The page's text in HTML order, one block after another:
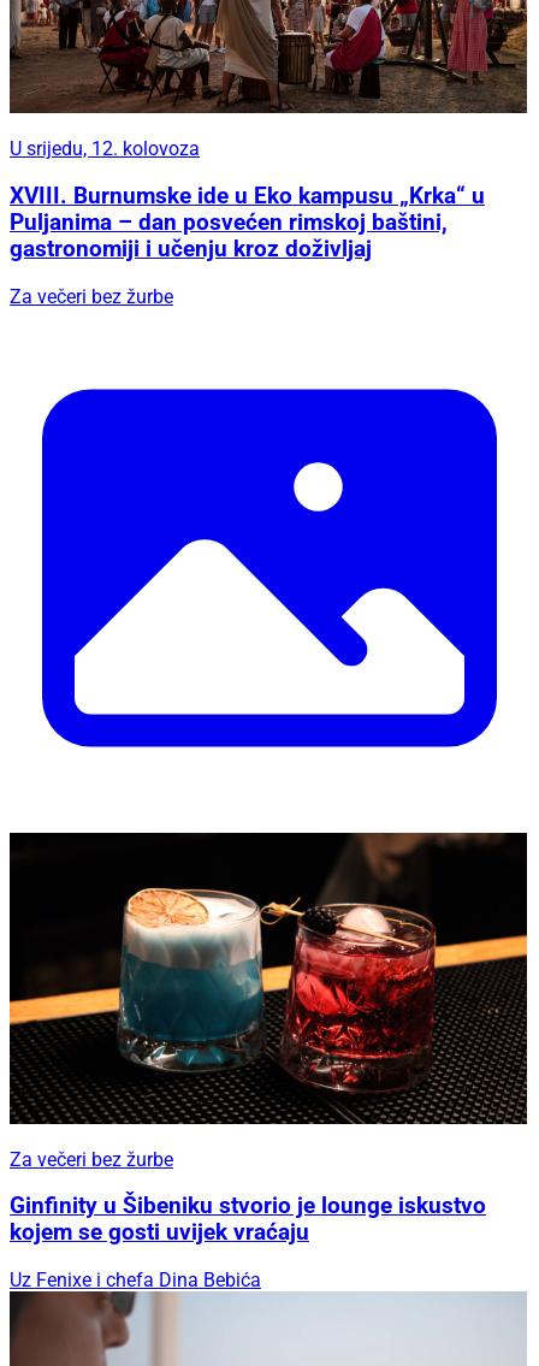
U srijedu, 12. kolovoza
XVIII. Burnumske ide u Eko kampusu „Krka“ u
Puljanima – dan posvećen rimskoj baštini,
gastronomiji i učenju kroz doživljaj
Za večeri bez žurbe
Za večeri bez žurbe
Ginfinity u Šibeniku stvorio je lounge iskustvo
kojem se gosti uvijek vraćaju
Uz Fenixe i chefa Dina Bebića